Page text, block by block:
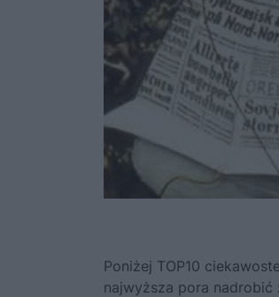
Poniżej TOP10
najwyższa pora nadrobić